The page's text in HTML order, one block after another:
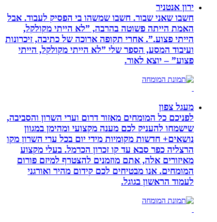
ירון אנטניר
חשבו שאני שבור. חשבו שמשהו בי הפסיק לעבוד. אבל
האמת הייתה פשוטה בהרבה, ”לא הייתי מקולקל,
הייתי פצוע.”. אחרי תקופה ארוכה של כתיבה, זיכרונות
ועיבוד המסע, הספר שלי ”לא הייתי מקולקל, הייתי
פצוע” – יוצא לאור.
מעגל צפון
לפניכם כל המומחים מאזור דרום וערי השרון והסביבה,
שישמחו להעניק לכם מענה מקצועי ומהימן במגוון
נושאים+ חדשות מקומיות מידי יום בכל ערי השרון מקו
הרצליה כפר סבא עד קו זכרון הכרמל. בעלי מקצוע
מאיזורים אלה, אתם מוזמנים להצטרף למיזם פורום
המומחים. אנו מבטיחים לכם קידום מהיר ואורגני
לעמוד הראשון בגוגל.